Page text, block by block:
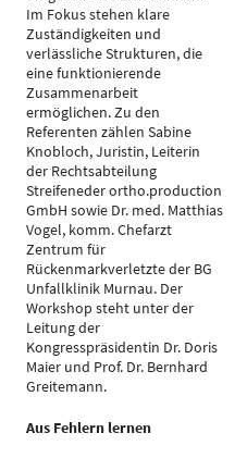
Im Fokus stehen klare
Zuständigkeiten und
verlässliche Strukturen, die
eine funktionierende
Zusammenarbeit
ermöglichen. Zu den
Referenten zählen Sabine
Knobloch, Juristin, Leiterin
der Rechtsabteilung
Streifeneder ortho.production
GmbH sowie Dr. med. Matthias
Vogel, komm. Chefarzt
Zentrum für
Rückenmarkverletzte der BG
Unfallklinik Murnau. Der
Workshop steht unter der
Leitung der
Kongresspräsidentin Dr. Doris
Maier und Prof. Dr. Bernhard
Greitemann.
Aus Fehlern lernen